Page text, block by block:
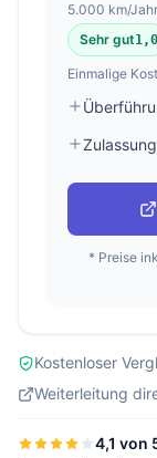
5.000 km/
Sehr gut1,0
Einmalige
* Preise
Kostenloser
Weiterleitung
4,1 von